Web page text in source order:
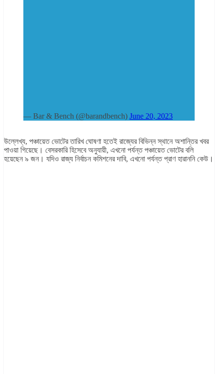
— Bar & Bench (@barandbench) June 20, 2023
উল্লেখ্য, পঞ্চায়েত ভোটের তারিখ ঘোষণা হতেই রাজ্যের বিভিন্ন স্থানে অশান্তির খবর
পাওয়া গিয়েছে। বেসরকারি হিসেবে অনুযায়ী, এখনো পর্যন্ত পঞ্চায়েত ভোটের বলি
হয়েছেন ৯ জন। যদিও রাজ্য নির্বাচন কমিশনের দাবি, এখনো পর্যন্ত প্রাণ হারাননি কেউ।